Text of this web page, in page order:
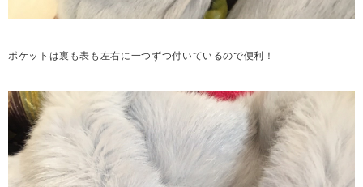
ポケットは裏も表も左右に一つずつ付いているので便利！